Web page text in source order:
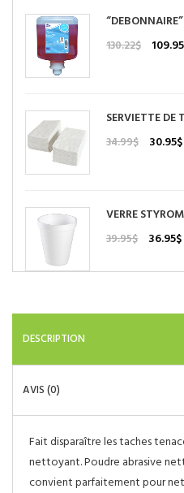
130.22$
Le
109.95
SERVIETTE DE
34.99$
Le
34.99$.
30.95$Le
VERRE
39.95$
Le
initial
36.95$Le
DESCRIPTION
AVIS (0)
Fait disparaître les taches
nettoyant. Poudre abrasive
convient parfaitement pour